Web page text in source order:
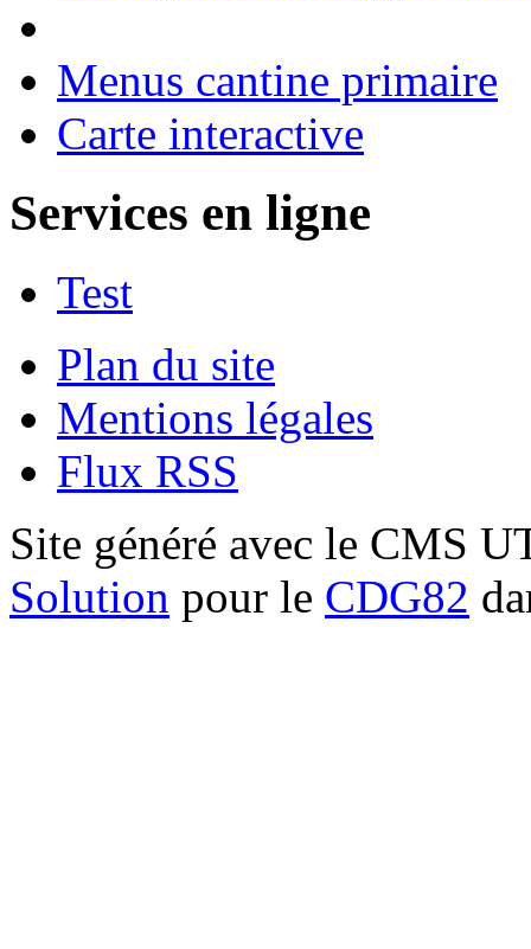
Menus cantine primaire
Carte interactive
Services en ligne
Test
Plan du site
Mentions légales
Flux RSS
Site généré avec le CMS
Solution pour le CDG82